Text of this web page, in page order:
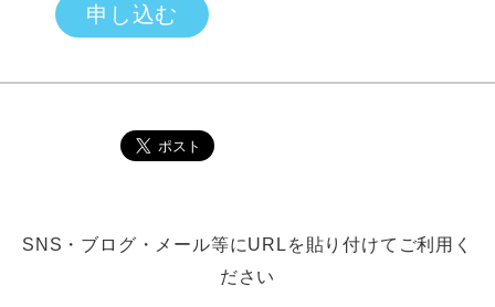
申し込む
SNS・ブログ・メール等にURLを貼り付けてご利用く
ださい